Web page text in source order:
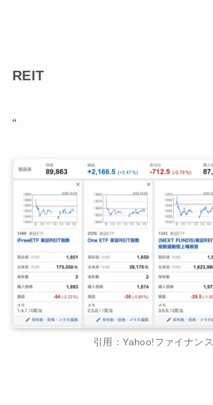
REIT
“
引用：Yahoo!ファイナンス